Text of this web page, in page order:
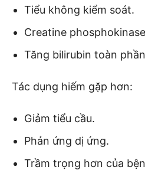
Tiểu không kiểm soát.
Creatine
Tăng bilirubin toàn
Tác dụng hiếm gặp hơn:
Giảm tiểu cầu.
Phản ứng dị ứng.
Trầm trọng hơn của